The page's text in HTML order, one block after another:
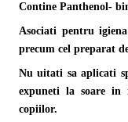
Contine Panthenol-
Asociati pentru
precum cel preparat
Nu uitati sa aplicati
expuneti la soare in
copiilor.